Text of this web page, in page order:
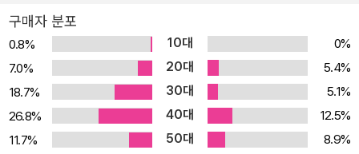
『삐에르와 장』 삐에르와 장은 형제이며 둘 다 아름다운 미망인인 로
제미유 씨 부인에게 마음이 끌리지만, 로제미유 씨 부인은 동생인 장
에게 호의를 갖는다. 어느날 장에게 부모님의 친구로부터 생각지도
않은 유산이 돌아온다. 주위 사람들의 부자연스러운 반응에 뭔가 이
상한 점이 있다고 생각한 삐에르가 동생이 유산을 물려받은 이유에
대해 몰래 조사해보고, 유산을 보낸 사람이 사실은 엄마의 정부로서
장은 그 사람의 자식이었음을 알게 된다. 동생에 대한 반감과 질투, 어
구매자 분포
0.8% 10대
0%
7.0%
20대
5.4%
18.7%
30대
5.1%
26.8%
40대
12.5%
11.7%
50대
8.9%